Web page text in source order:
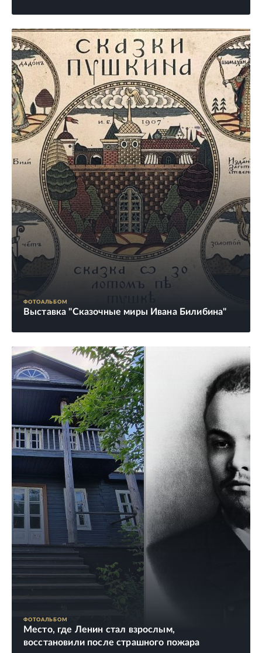
ФОТОАЛЬБОМ
Выставка "Сказочные миры Ивана Билибина"
ФОТОАЛЬБОМ
Место, где Ленин стал взрослым,
восстановили после страшного пожара